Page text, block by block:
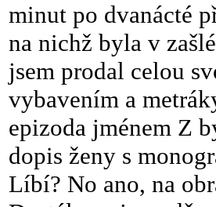
minut po dvanácté
na nichž byla v
jsem prodal celou
vybavením a
epizoda jménem Z
dopis ženy s
Líbí? No ano, na